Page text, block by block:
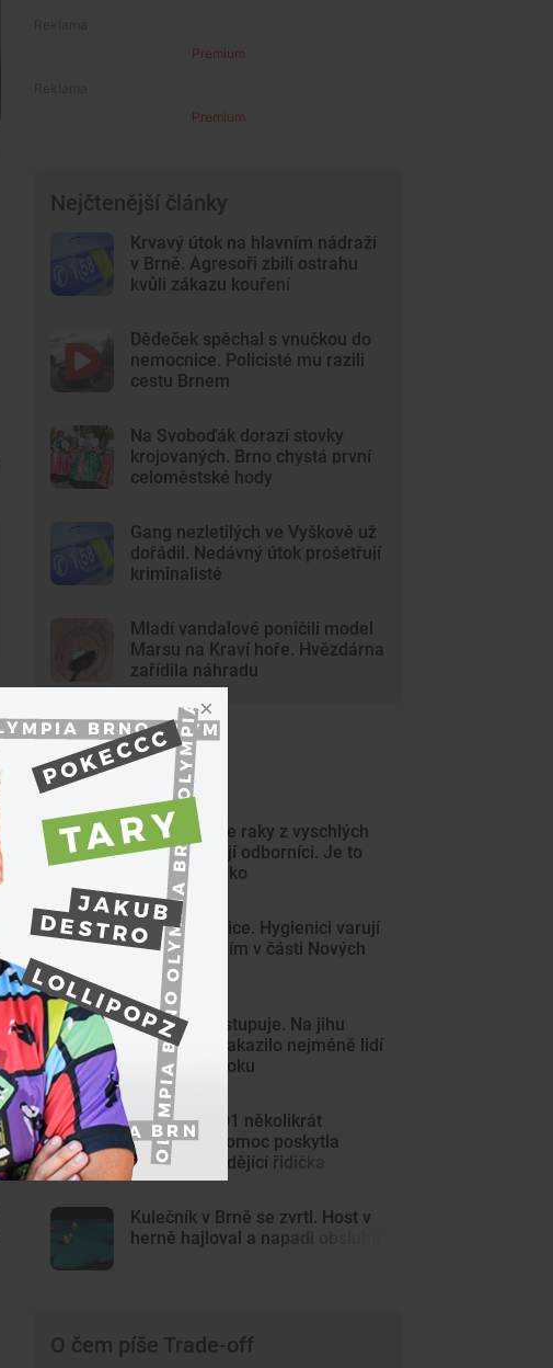
Premium
Premium
Nejčtenější články
Krvavý útok na hlavním nádraží
v Brně. Agresoři zbili ostrahu
kvůli zákazu kouření
Dědeček spěchal s vnučkou do
nemocnice. Policisté mu razili
cestu Brnem
Na Svoboďák dorazí stovky
krojovaných. Brno chystá první
celoměstské hody
Gang nezletilých ve Vyškově už
dořádil. Nedávný útok prošetřují
kriminalisté
Mladí vandalové poničili model
Marsu na Kraví hoře. Hvězdárna
zařídila náhradu
Nejnovější články
Nepřenášejte raky z vyschlých
potoků, varují odborníci. Je to
extrémní riziko
Pozor na sinice. Hygienici varují
před koupáním v části Nových
Mlýnů
Žloutenka ustupuje. Na jihu
Moravy se nakazilo nejméně lidí
od začátku roku
Auto se na D1 několikrát
převrátilo. Pomoc poskytla
jediná projíždějící řidička
Kulečník v Brně se zvrtl. Host v
herně hajloval a napadl obsluhu
O čem píše Trade-off